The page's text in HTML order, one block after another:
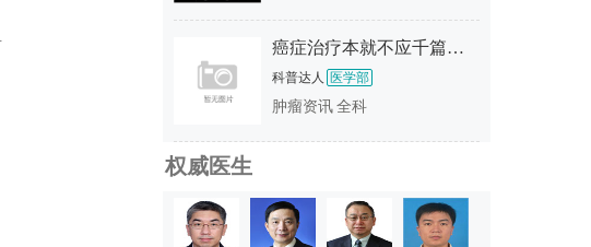
癌症治疗本就不应千篇一律，揭秘mRNA癌症疫苗XH001，AI定制的专属“抗癌护卫”
科普达人 医学部
肿瘤资讯 全科
权威医生